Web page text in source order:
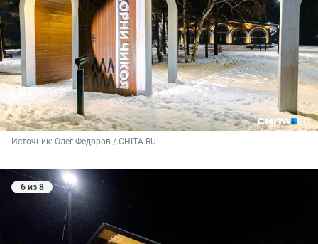
Источник: Олег Федоров / CHITA.RU
6 из 8